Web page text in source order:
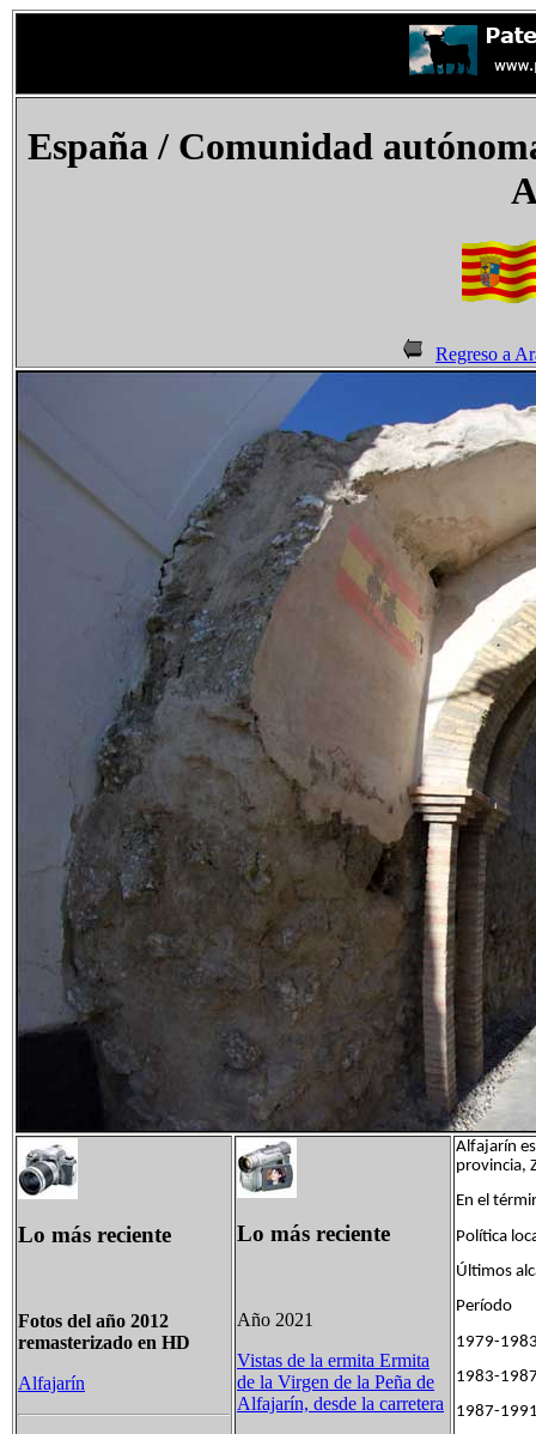
España/ Comunidad
Regreso a
Lo más reciente
Fotos del año 2012
remasterizado en HD
Alfajarín
Lo más reciente
Año 2021
Vistas de la ermita Ermita
de la Virgen de la Peña de
Alfajarín, desde la carretera
Alfajarín
provincia,
En el
Política
Últimos
Período